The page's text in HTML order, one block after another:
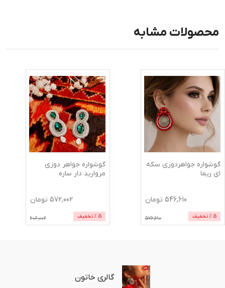
محصولات مشابه
گوشواره جواهردوزی سکه
ای ریما
546,610 تومان
5 % تخفیف 576,610
گوشواره جواهر دوزی
مروارید دار ساره
572,002 تومان
5 % تخفیف 602,002
گالری خاتون